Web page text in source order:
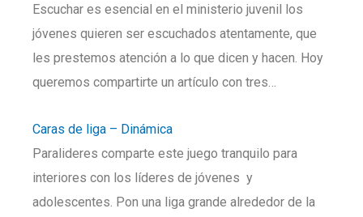
Escuchar es esencial en el ministerio juvenil los
jóvenes quieren ser escuchados atentamente, que
les prestemos atención a lo que dicen y hacen. Hoy
queremos compartirte un artículo con tres…
Caras de liga – Dinámica
Paralideres comparte este juego tranquilo para
interiores con los líderes de jóvenes y
adolescentes. Pon una liga grande alrededor de la